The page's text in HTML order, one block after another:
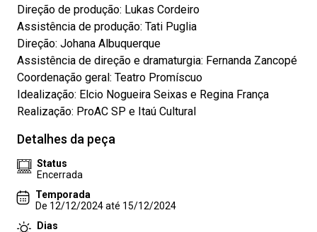
Direção de produção: Lukas Cordeiro
Assistência de produção: Tati Puglia
Direção: Johana Albuquerque
Assistência de direção e dramaturgia: Fernanda Zancopé
Coordenação geral: Teatro Promíscuo
Idealização: Elcio Nogueira Seixas e Regina França
Realização: ProAC SP e Itaú Cultural
Detalhes da peça
Status
Encerrada
Temporada
De 12/12/2024 até 15/12/2024
Dias